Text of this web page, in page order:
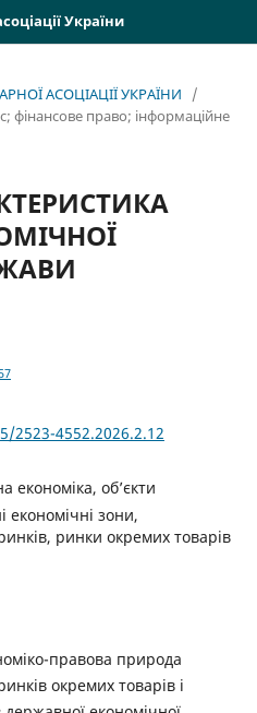
України
АСОЦІАЦІЇ УКРАЇНИ
/
фінансове право; інформаційне
2523-4552.2026.2.12
економіка, об’єкти
економічні зони,
ринки окремих товарів
правова природа
окремих товарів і